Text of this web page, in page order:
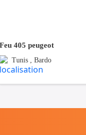
Feu 405 peugeot
Tunis , Bardo